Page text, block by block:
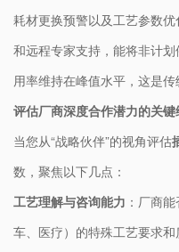
耗材更换预警以及工艺参数
和远程专家支持，能将非计
用率维持在峰值水平，这是传
评估厂商深度合作潜力的关键
当您从“战略伙伴”的视角评估
数，聚焦以下几点：
工艺理解与咨询能力 ：厂商
车、医疗）的特殊工艺要求